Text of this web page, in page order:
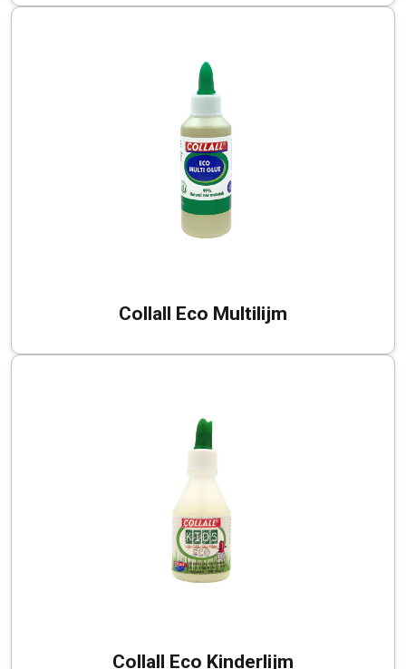
Collall Eco Multilijm
Collall Eco Kinderlijm